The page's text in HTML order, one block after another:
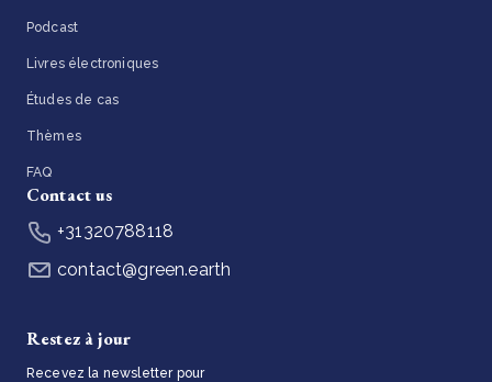
Podcast
Livres électroniques
Études de cas
Thèmes
FAQ
Contact us
+31320788118
contact@green.earth
Restez à jour
Recevez la newsletter pour